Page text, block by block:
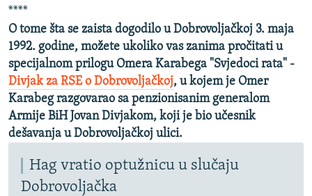
****
O tome šta se zaista dogodilo u Dobrovoljačkoj 3. maja
1992. godine, možete ukoliko vas zanima pročitati u
specijalnom prilogu Omera Karabega "Svjedoci rata" -
Divjak za RSE o Dobrovoljačkoj, u kojem je Omer
Karabeg razgovarao sa penzionisanim generalom
Armije BiH Jovan Divjakom, koji je bio učesnik
dešavanja u Dobrovoljačkoj ulici.
Hag vratio optužnicu u slučaju
Dobrovoljačka